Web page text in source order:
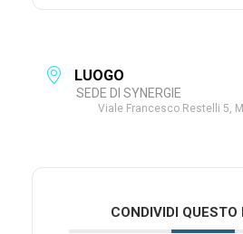
LUOGO
SEDE DI SYNERGIE
Viale Francesco Restelli 5,
CONDIVIDI QUESTO